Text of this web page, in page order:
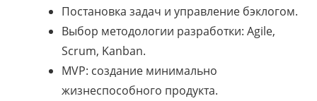
Постановка задач и управление бэклогом.
Выбор методологии разработки: Agile,
Scrum, Kanban.
MVP: создание минимально
жизнеспособного продукта.